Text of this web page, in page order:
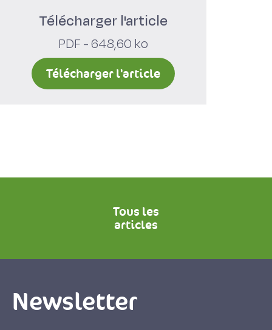
Télécharger l'article
PDF - 648,60 ko
Télécharger l'article
Tous les
articles
Newsletter